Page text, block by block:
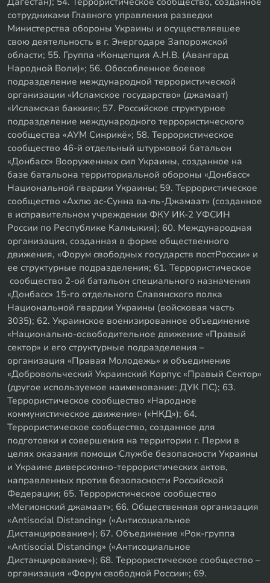
сотрудниками Главного управления разведки
Министерства обороны Украины и осуществлявшее
свою деятельность в г. Энергодаре Запорожской
области; 55. Группа «Концепция А.Н.В. (Авангард
Народной Воли)»; 56. Обособленное боевое
подразделение международной террористической
организации «Исламское государство» (джамаат)
«Исламская баккия»; 57. Российское структурное
подразделение международного террористического
сообщества «АУМ Синрикё»; 58. Террористическое
сообщество 46-й отдельный штурмовой батальон
«Донбасс» Вооруженных сил Украины, созданное на
базе батальона территориальной обороны «Донбасс»
Национальной гвардии Украины; 59. Террористическое
сообщество «Ахлю ас-Сунна ва-ль-Джамаат» (созданное
в исправительном учреждении ФКУ ИК-2 УФСИН
России по Республике Калмыкия); 60. Международная
организация, созданная в форме общественного
движения, «Форум свободных государств постРоссии» и
ее структурные подразделения; 61. Террористическое
сообщество 2-ой батальон специального назначения
«Донбасс» 15-го отдельного Славянского полка
Национальной гвардии Украины (войсковая часть
3035); 62. Украинское военизированное объединение
«Национально-освободительное движение «Правый
сектор» и его структурные подразделения –
организация «Правая Молодежь» и объединение
«Добровольческий Украинский Корпус «Правый Сектор»
(другое используемое наименование: ДУК ПС); 63.
Террористическое сообщество «Народное
коммунистическое движение» («НКД»); 64.
Террористическое сообщество, созданное для
подготовки и совершения на территории г. Перми в
целях оказания помощи Службе безопасности Украины
и Украине диверсионно-террористических актов,
направленных против безопасности Российской
Федерации; 65. Террористическое сообщество
«Мегионский джамаат»; 66. Общественная организация
«Antisocial Distancing» («Антисоциальное
Дистанцирование»); 67. Объединение «Рок-группа
«Antisocial Distancing» («Антисоциальное
Дистанцирование»); 68. Террористическое сообщество –
организация «Форум свободной России»; 69.